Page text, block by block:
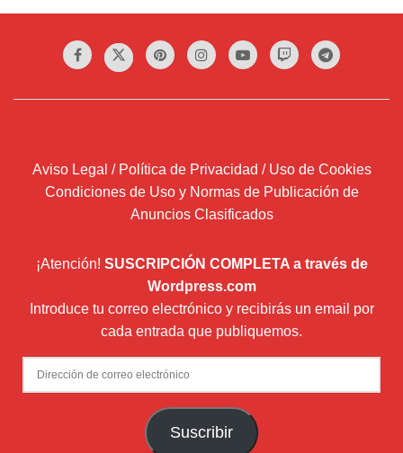
Aviso Legal / Política de Privacidad / Uso de Cookies
Condiciones de Uso y Normas de Publicación de
Anuncios Clasificados
¡Atención! SUSCRIPCIÓN COMPLETA a través de
Wordpress.com
Introduce tu correo electrónico y recibirás un email por
cada entrada que publiquemos.
Dirección
de
Suscribir